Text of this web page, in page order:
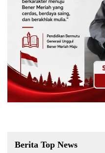
Berita Top News